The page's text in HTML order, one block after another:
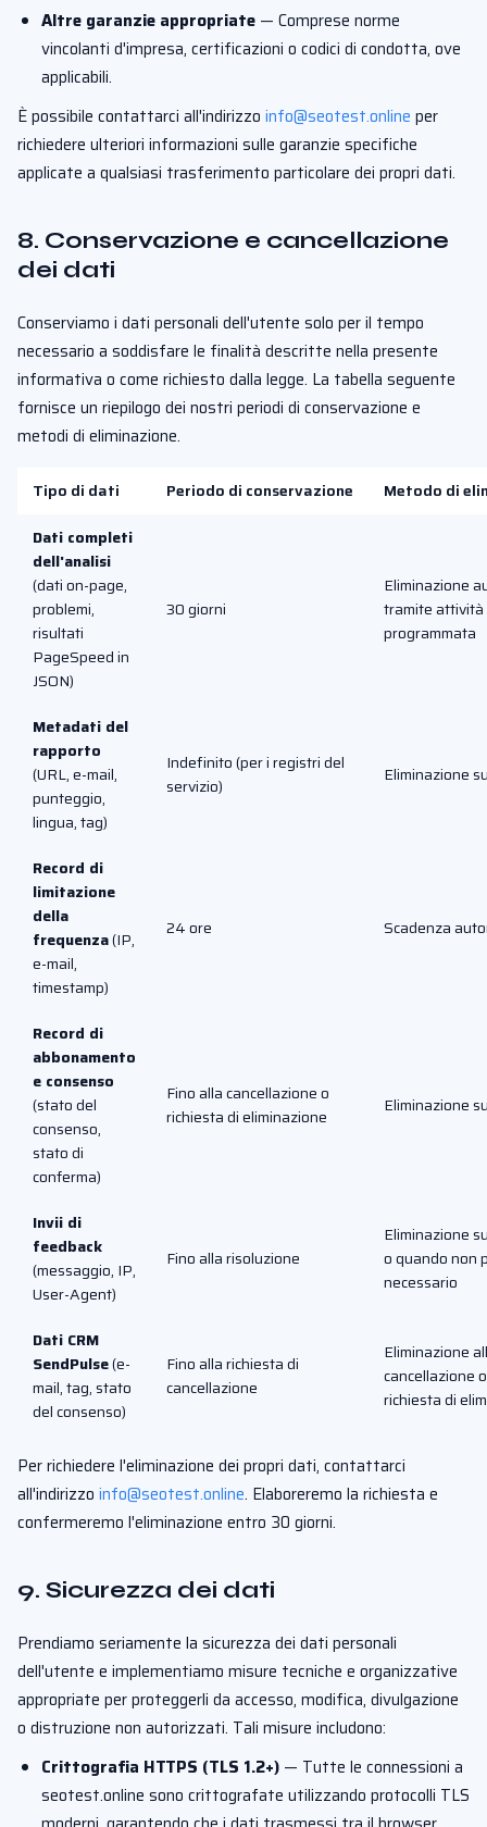
Altre garanzie appropriate — Comprese norme
vincolanti d'impresa, certificazioni o codici di condotta, ove
applicabili.
È possibile contattarci all'indirizzo info@seotest.online per
richiedere ulteriori informazioni sulle garanzie specifiche
applicate a qualsiasi trasferimento particolare dei propri dati.
8. Conservazione e cancellazione
dei dati
Conserviamo i dati personali dell'utente solo per il tempo
necessario a soddisfare le finalità descritte nella presente
informativa o come richiesto dalla legge. La tabella seguente
fornisce un riepilogo dei nostri periodi di conservazione e
metodi di eliminazione.
Tipo di dati Periodo di conservazione
Metodo di
Dati completi
dell'analisi
(dati on-page,
problemi,
risultati
PageSpeed in
JSON)
30 giorni
Eliminazione
tramite attività
programmata
Metadati del
rapporto
(URL, e-mail,
punteggio,
lingua, tag)
Indefinito (per i registri del
servizio)
Eliminazione
Record di
limitazione
della
frequenza(IP,
e-mail,
timestamp)
24 ore Scadenza
Record di
abbonamento
e consenso
(stato del
consenso,
stato di
conferma)
Fino alla cancellazione o
richiesta di eliminazione
Eliminazione
Invii di
feedback
(messaggio, IP,
User-Agent)
Fino alla risoluzione
Eliminazione
o quando non
necessario
Dati CRM
SendPulse(e-
mail, tag, stato
del consenso)
Fino alla richiesta di
cancellazione
Eliminazione
cancellazione
richiesta di
Per richiedere l'eliminazione dei propri dati, contattarci
all'indirizzo info@seotest.online. Elaboreremo la richiesta e
confermeremo l'eliminazione entro 30 giorni.
9. Sicurezza dei dati
Prendiamo seriamente la sicurezza dei dati personali
dell'utente e implementiamo misure tecniche e organizzative
appropriate per proteggerli da accesso, modifica, divulgazione
o distruzione non autorizzati. Tali misure includono:
Crittografia HTTPS (TLS 1.2+) — Tutte le connessioni a
seotest.online sono crittografate utilizzando protocolli TLS